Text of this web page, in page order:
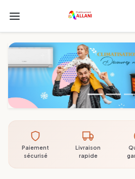
Paiement
sécurisé
Livraison
rapide